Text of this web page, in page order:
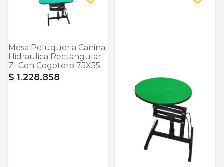
Mesa Peluqueria Canina
Hidraulica Rectangular
Zl Con Cogotero 75X55
$ 1.228.858